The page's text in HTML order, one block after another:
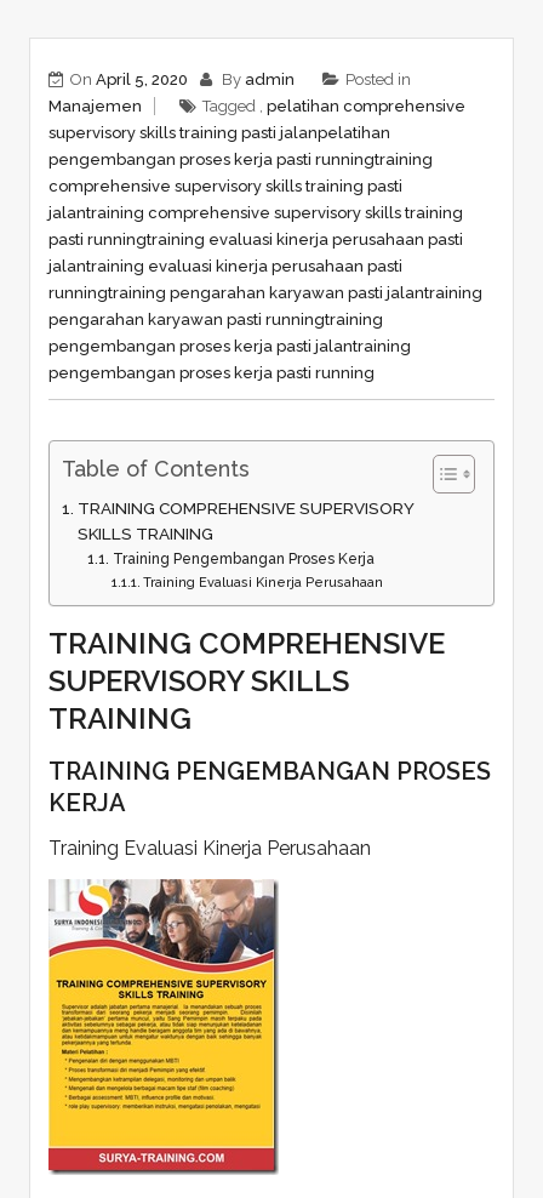
On April 5, 2020 By admin
Posted in
Manajemen
Tagged , pelatihan comprehensive
supervisory skills training pasti jalanpelatihan
pengembangan proses kerja pasti runningtraining
comprehensive supervisory skills training pasti
jalantraining comprehensive supervisory skills training
pasti runningtraining evaluasi kinerja perusahaan pasti
jalantraining evaluasi kinerja perusahaan pasti
runningtraining pengarahan karyawan pasti jalantraining
pengarahan karyawan pasti runningtraining
pengembangan proses kerja pasti jalantraining
pengembangan proses kerja pasti running
Table of Contents
TRAINING COMPREHENSIVE SUPERVISORY
SKILLS TRAINING
Training Pengembangan Proses Kerja
Training Evaluasi Kinerja Perusahaan
TRAINING COMPREHENSIVE
SUPERVISORY SKILLS
TRAINING
TRAINING PENGEMBANGAN PROSES
KERJA
Training Evaluasi Kinerja Perusahaan